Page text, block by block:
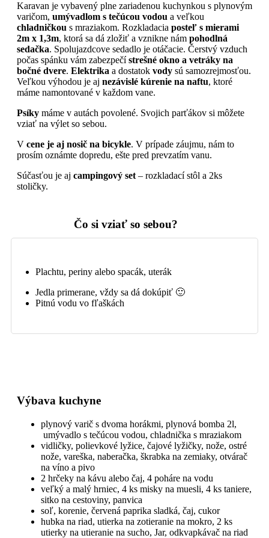
Karavan je vybavený plne zariadenou kuchynkou s plynovým
varičom, umývadlom s tečúcou vodou a veľkou
chladničkou s mraziakom. Rozkladacia posteľ s mierami
2m x 1,3m, ktorá sa dá zložiť a vznikne nám pohodlná
sedačka. Spolujazdcove sedadlo je otáčacie. Čerstvý vzduch
počas spánku vám zabezpečístrešné okno a vetráky na
bočné dvere. Elektrika a dostatok vody sú samozrejmosťou.
Veľkou výhodou je aj nezávislé kúrenie na naftu, ktoré
máme namontované v každom vane.
Psíky máme v autách povolené. Svojich parťákov si môžete
vziať na výlet so sebou.
V cene je aj nosič na bicykle. V prípade záujmu, nám to
prosím oznámte dopredu, ešte pred prevzatím vanu.
Súčasťou je aj campingový set – rozkladací stôl a 2ks
stoličky.
Čo si vziať so sebou?
Plachtu, periny alebo spacák, uterák
Jedla primerane, vždy sa dá dokúpiť 🙂
Pitnú vodu vo fľaškách
Výbava kuchyne
plynový varič s dvoma horákmi, plynová bomba 2l,
umývadlo s tečúcou vodou, chladnička s mraziakom
vidličky, polievkové lyžice, čajové lyžičky, nože, ostré
nože, vareška, naberačka, škrabka na zemiaky, otvárač
na víno a pivo
2 hrčeky na kávu alebo čaj, 4 poháre na vodu
veľký a malý hrniec, 4 ks misky na muesli, 4 ks taniere,
sitko na cestoviny, panvica
soľ, korenie, červená paprika sladká, čaj, cukor
hubka na riad, utierka na zotieranie na mokro, 2 ks
utierky na utieranie na sucho, Jar, odkvapkávač na riad